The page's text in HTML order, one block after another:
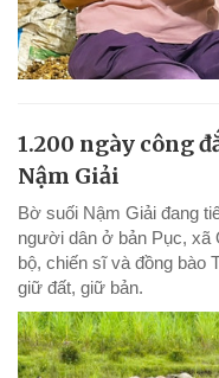
1.200 ngày công
Nậm Giải
Bờ suối Nậm Giải đang
người dân ở bản Pục, xã
bộ, chiến sĩ và đồng bào
giữ đất, giữ bản.